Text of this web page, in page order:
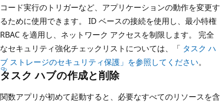
コード実行のトリガーなど、アプリケーションの動作を変更す
るために使用できます。 ID ベースの接続を使用し、最小特権
RBAC を適用し、ネットワーク アクセスを制限します。 完全
なセキュリティ強化チェックリストについては、「 タスク ハ
ブ ストレージのセキュリティ保護」を参照してください。
タスク ハブの作成と削除
関数アプリが初めて起動すると、必要なすべてのリソースを含